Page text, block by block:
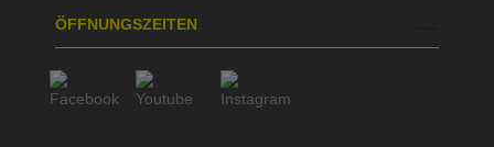
ÖFFNUNGSZEITEN